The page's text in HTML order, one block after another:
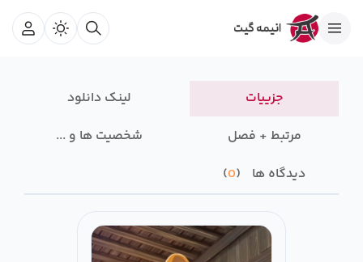
جزییات
لینک دانلود
مرتبط + فصل
شخصیت ها و ...
دیدگاه ها
0